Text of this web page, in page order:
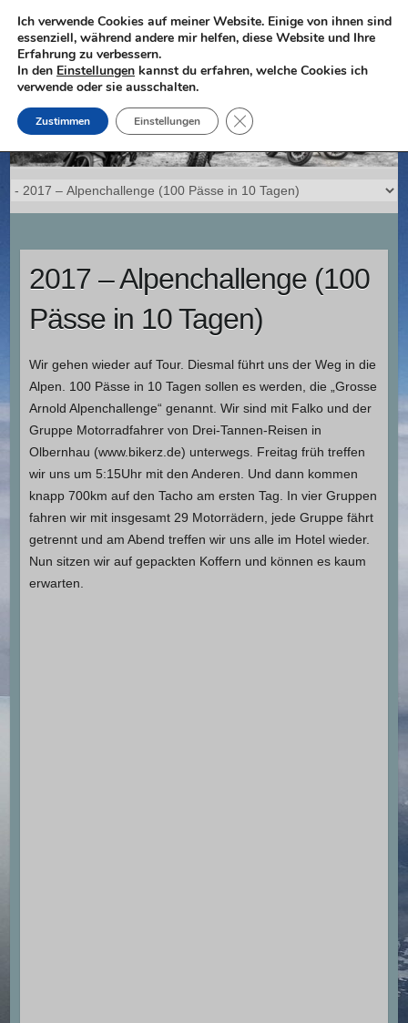
Skip
content
2017 – Alpenchallenge (100
Pässe in 10 Tagen)
Wir gehen wieder auf Tour. Diesmal führt uns der Weg in die
Alpen. 100 Pässe in 10 Tagen sollen es werden, die „Grosse
Arnold Alpenchallenge“ genannt. Wir sind mit Falko und der
Gruppe Motorradfahrer von Drei-Tannen-Reisen in
Olbernhau (www.bikerz.de) unterwegs. Freitag früh treffen
wir uns um 5:15Uhr mit den Anderen. Und dann kommen
knapp 700km auf den Tacho am ersten Tag. In vier Gruppen
fahren wir mit insgesamt 29 Motorrädern, jede Gruppe fährt
getrennt und am Abend treffen wir uns alle im Hotel wieder.
Nun sitzen wir auf gepackten Koffern und können es kaum
erwarten.
Ich verwende Cookies auf meiner Website. Einige von ihnen sind
essenziell, während andere mir helfen, diese Website und Ihre
Erfahrung zu verbessern.
In den Einstellungen kannst du erfahren, welche Cookies ich
verwende oder sie ausschalten.
Zustimmen Einstellungen GDPR Cookie-Banner